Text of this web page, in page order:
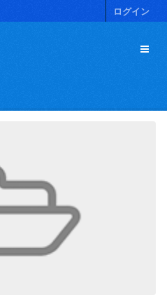
ログイン